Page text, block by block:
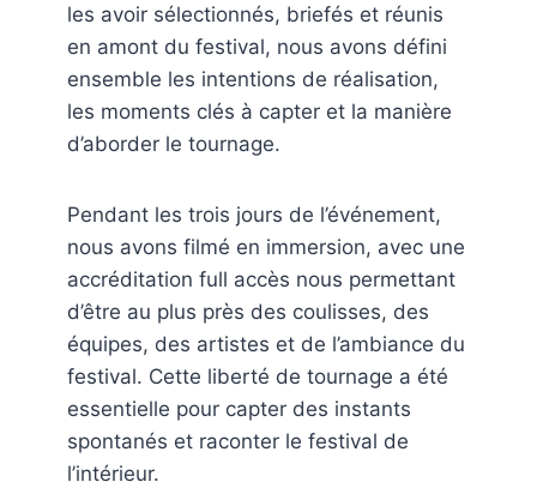
les avoir sélectionnés, briefés et réunis
en amont du festival, nous avons défini
ensemble les intentions de réalisation,
les moments clés à capter et la manière
d’aborder le tournage.
Pendant les trois jours de l’événement,
nous avons filmé en immersion, avec une
accréditation full accès nous permettant
d’être au plus près des coulisses, des
équipes, des artistes et de l’ambiance du
festival. Cette liberté de tournage a été
essentielle pour capter des instants
spontanés et raconter le festival de
l’intérieur.